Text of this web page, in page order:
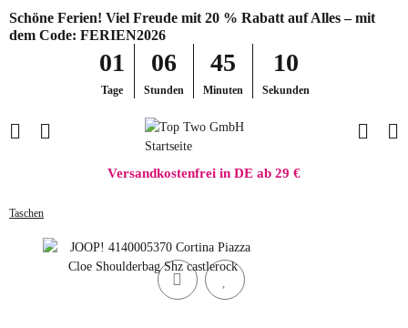
Schöne Ferien! Viel Freude mit 20 % Rabatt auf Alles – mit
dem Code: FERIEN2026
01
Tage
06
Stunden
45
Minuten
10
Sekunden
Versandkostenfrei in DE ab 29 €
Taschen